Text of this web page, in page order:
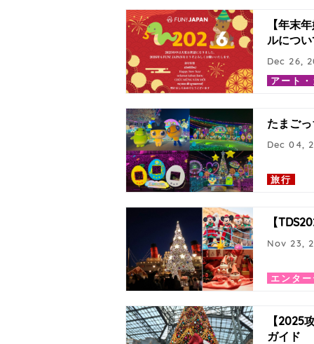
【年末
ルについ
アート
Dec 26,
たまご
旅行
Dec 04,
【
エンタ
Nov 23,
【2025
ガイド